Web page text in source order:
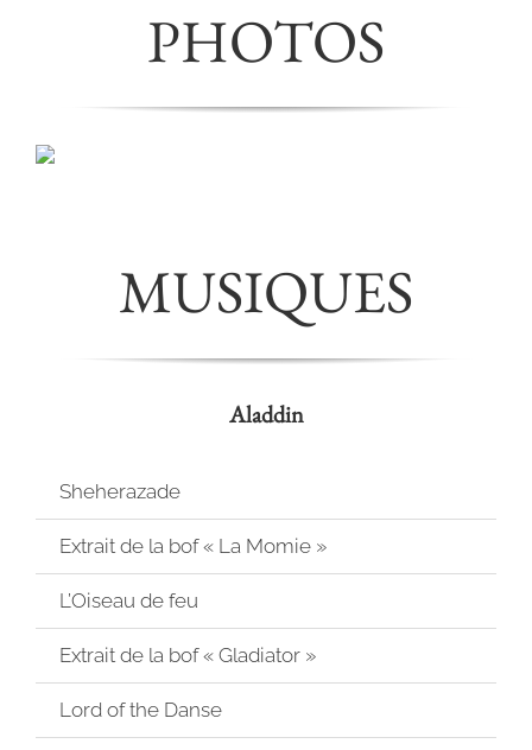
PHOTOS
MUSIQUES
Aladdin
Sheherazade
Extrait de la bof « La Momie »
L’Oiseau de feu
Extrait de la bof « Gladiator »
Lord of the Danse